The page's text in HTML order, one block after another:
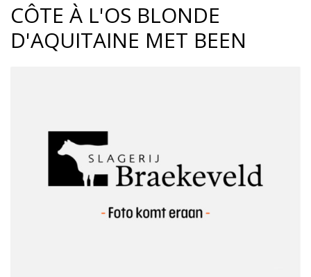
CÔTE À L'OS BLONDE
D'AQUITAINE MET BEEN